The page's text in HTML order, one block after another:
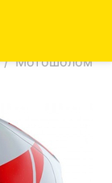
/ Мотошолом